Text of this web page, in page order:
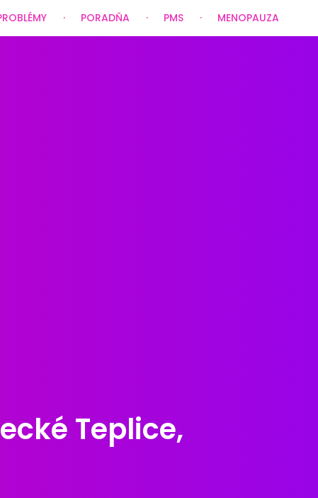
PORADŇA PMS MENOPAUZA
Teplice,